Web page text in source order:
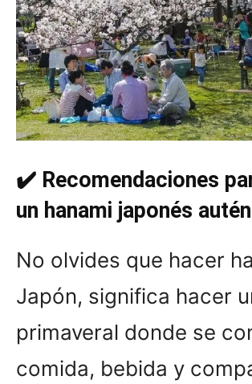
✔️ Recomendaciones
un hanami japonés
No olvides que hacer
Japón, significa hacer
primaveral donde se
comida, bebida y